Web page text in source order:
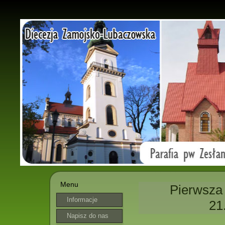
Menu
Informacje
parafialne
Napisz do nas